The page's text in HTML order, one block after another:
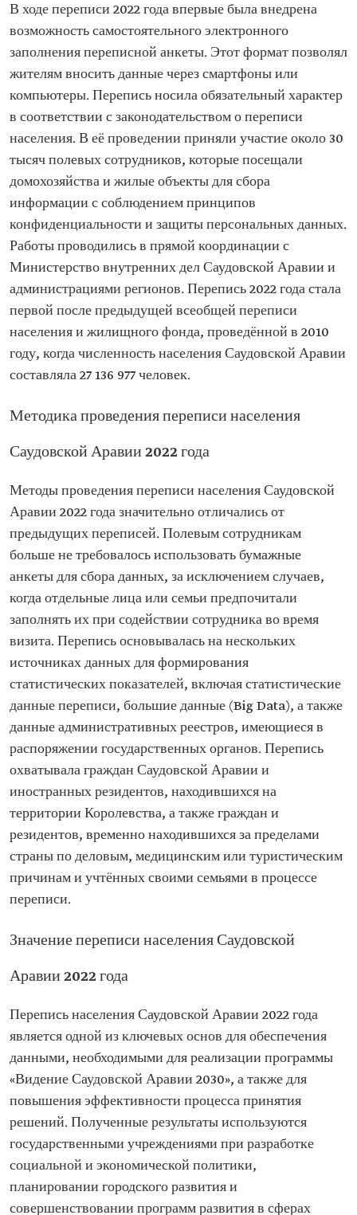
В ходе переписи 2022 года впервые была внедрена
возможность самостоятельного электронного
заполнения переписной анкеты. Этот формат позволял
жителям вносить данные через смартфоны или
компьютеры. Перепись носила обязательный характер
в соответствии с законодательством о переписи
населения. В её проведении приняли участие около 30
тысяч полевых сотрудников, которые посещали
домохозяйства и жилые объекты для сбора
информации с соблюдением принципов
конфиденциальности и защиты персональных данных.
Работы проводились в прямой координации с
Министерство внутренних дел Саудовской Аравии и
администрациями регионов. Перепись 2022 года стала
первой после предыдущей всеобщей переписи
населения и жилищного фонда, проведённой в 2010
году, когда численность населения Саудовской Аравии
составляла 27 136 977 человек.
Методика проведения переписи населения
Саудовской Аравии 2022 года
Методы проведения переписи населения Саудовской
Аравии 2022 года значительно отличались от
предыдущих переписей. Полевым сотрудникам
больше не требовалось использовать бумажные
анкеты для сбора данных, за исключением случаев,
когда отдельные лица или семьи предпочитали
заполнять их при содействии сотрудника во время
визита. Перепись основывалась на нескольких
источниках данных для формирования
статистических показателей, включая статистические
данные переписи, большие данные (Big Data), а также
данные административных реестров, имеющиеся в
распоряжении государственных органов. Перепись
охватывала граждан Саудовской Аравии и
иностранных резидентов, находившихся на
территории Королевства, а также граждан и
резидентов, временно находившихся за пределами
страны по деловым, медицинским или туристическим
причинам и учтённых своими семьями в процессе
переписи.
Значение переписи населения Саудовской
Аравии 2022 года
Перепись населения Саудовской Аравии 2022 года
является одной из ключевых основ для обеспечения
данными, необходимыми для реализации программы
«Видение Саудовской Аравии 2030», а также для
повышения эффективности процесса принятия
решений. Полученные результаты используются
государственными учреждениями при разработке
социальной и экономической политики,
планировании городского развития и
совершенствовании программ развития в сферах